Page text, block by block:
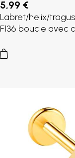
5,99 €
Labret/helix/
F136 boucle avec